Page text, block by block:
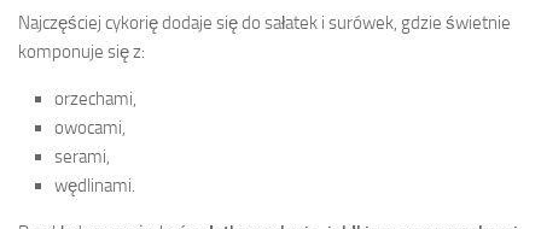
Najczęściej cykorię dodaje się do sałatek i surówek, gdzie świetnie
komponuje się z:
orzechami,
owocami,
serami,
wędlinami.